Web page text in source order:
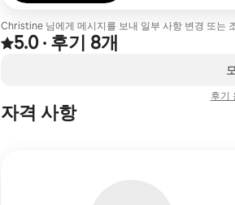
선호하시는 위치를
저희에게 연락해주세
Christine 님에게 메시지를 보내 일부 사항 변경 또는
후기 8건에서 5점 만점 중 5.0점을 받음
5.0
, · 후기 8개
후기
자격 사항